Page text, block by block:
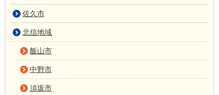
佐久市
北信地域
飯山市
中野市
須坂市